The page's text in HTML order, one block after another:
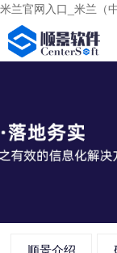
米兰官网入口_米兰（中
顺景介绍